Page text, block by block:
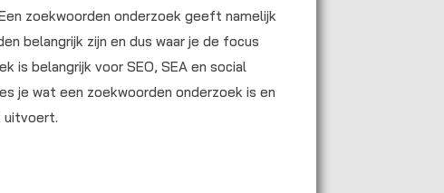
zoekwoorden onderzoek geeft namelijk
belangrijk zijn en dus waar je de focus
is belangrijk voor SEO, SEA en social
je wat een zoekwoorden onderzoek is en
uitvoert.